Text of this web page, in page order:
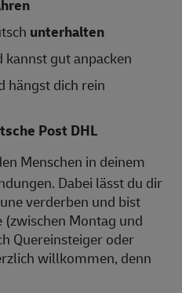
unterhalten
kannst gut anpacken
hängst dich rein
Post DHL
Menschen in deinem
Dabei lässt du dir
verderben und bist
Montag und
Quereinsteiger oder
willkommen, denn